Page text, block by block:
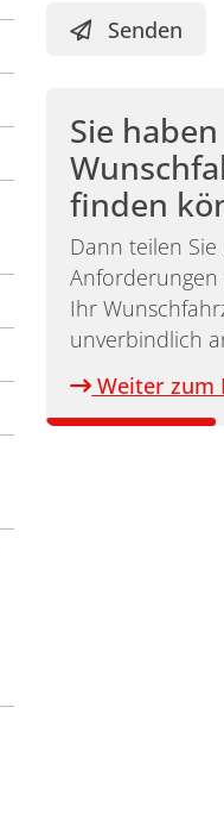
Senden
Sie
finden
Dann teilen
Ihr
unverbindlich
Weiter zum